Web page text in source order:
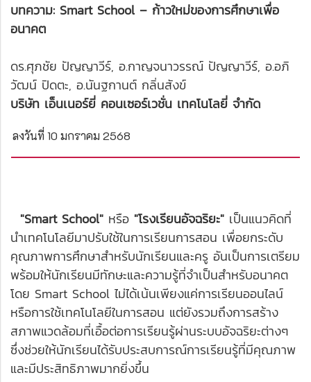
บทความ: Smart School – ก้าวใหม่ของการศึกษาเพื่อ
อนาคต
ดร.ศุภชัย ปัญญาวีร์, อ.กาญจนาวรรณ์ ปัญญาวีร์, อ.อภิ
วัฒน์ ปิดตะ, อ.นันฐกานต์ กลิ่นสังข์
บริษัท เอ็นเนอร์ยี่ คอนเซอร์เวชั่น เทคโนโลยี่ จำกัด
ลงวันที่ 10 มกราคม 2568
"Smart School" หรือ "โรงเรียนอัจฉริยะ" เป็นแนวคิดที่
นำเทคโนโลยีมาปรับใช้ในการเรียนการสอน เพื่อยกระดับ
คุณภาพการศึกษาสำหรับนักเรียนและครู อันเป็นการเตรียม
พร้อมให้นักเรียนมีทักษะและความรู้ที่จำเป็นสำหรับอนาคต
โดย Smart School ไม่ได้เน้นเพียงแค่การเรียนออนไลน์
หรือการใช้เทคโนโลยีในการสอน แต่ยังรวมถึงการสร้าง
สภาพแวดล้อมที่เอื้อต่อการเรียนรู้ผ่านระบบอัจฉริยะต่างๆ
ซึ่งช่วยให้นักเรียนได้รับประสบการณ์การเรียนรู้ที่มีคุณภาพ
และมีประสิทธิภาพมากยิ่งขึ้น